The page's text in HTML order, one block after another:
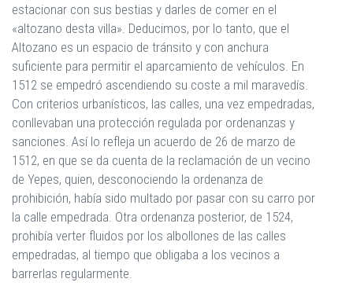
estacionar con sus bestias y darles de comer en el
«altozano desta villa». Deducimos, por lo tanto, que el
Altozano es un espacio de tránsito y con anchura
suficiente para permitir el aparcamiento de vehículos. En
1512 se empedró ascendiendo su coste a mil maravedís.
Con criterios urbanísticos, las calles, una vez empedradas,
conllevaban una protección regulada por ordenanzas y
sanciones. Así lo refleja un acuerdo de 26 de marzo de
1512, en que se da cuenta de la reclamación de un vecino
de Yepes, quien, desconociendo la ordenanza de
prohibición, había sido multado por pasar con su carro por
la calle empedrada. Otra ordenanza posterior, de 1524,
prohibía verter fluidos por los albollones de las calles
empedradas, al tiempo que obligaba a los vecinos a
barrerlas regularmente.